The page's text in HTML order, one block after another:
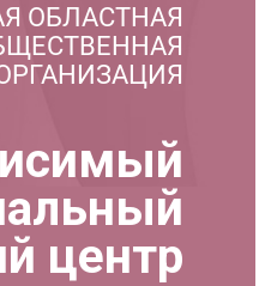
ОБЛАСТНАЯ
центр